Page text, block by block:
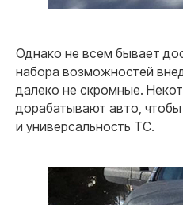
Однако не всем бывает
набора возможностей
далеко не скромные.
дорабатывают авто,
и универсальность ТС.